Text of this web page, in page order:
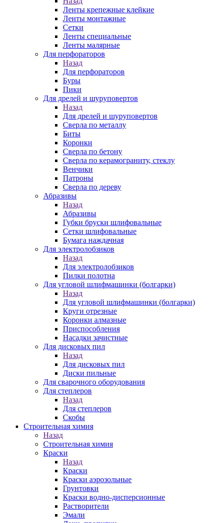
Ленты крепежные клейкие
Ленты монтажные
Сетки
Ленты специальные
Ленты малярные
Для перфораторов
Назад
Для перфораторов
Буры
Пики
Для дрелей и шуруповертов
Назад
Для дрелей и шуруповертов
Сверла по металлу
Биты
Коронки
Сверла по бетону
Сверла по керамограниту, стеклу
Венчики
Патроны
Сверла по дереву
Абразивы
Назад
Абразивы
Губки бруски шлифовальные
Сетки шлифовальные
Бумага наждачная
Для электролобзиков
Назад
Для электролобзиков
Пилки полотна
Для угловой шлифмашинки (болгарки)
Назад
Для угловой шлифмашинки (болгарки)
Круги отрезные
Коронки алмазные
Приспособления
Насадки зачистные
Для дисковых пил
Назад
Для дисковых пил
Диски пильные
Для сварочного оборудования
Для степлеров
Назад
Для степлеров
Скобы
Строительная химия
Назад
Строительная химия
Краски
Назад
Краски
Краски аэрозольные
Грунтовки
Краски водно-дисперсионные
Растворители
Эмали